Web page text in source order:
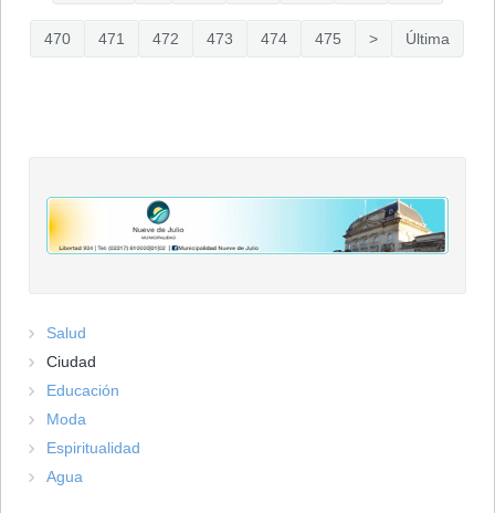
470 471 472 473 474 475 > Última
Salud
Ciudad
Educación
Moda
Espiritualidad
Agua